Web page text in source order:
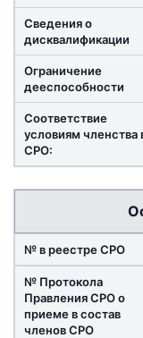
Сведения о
дисквалификации
Ограничение
дееспособности
Соответствие
условиям членства
СРО:
№ в реестре СРО
№ Протокола
Правления СРО о
приеме в состав
членов СРО